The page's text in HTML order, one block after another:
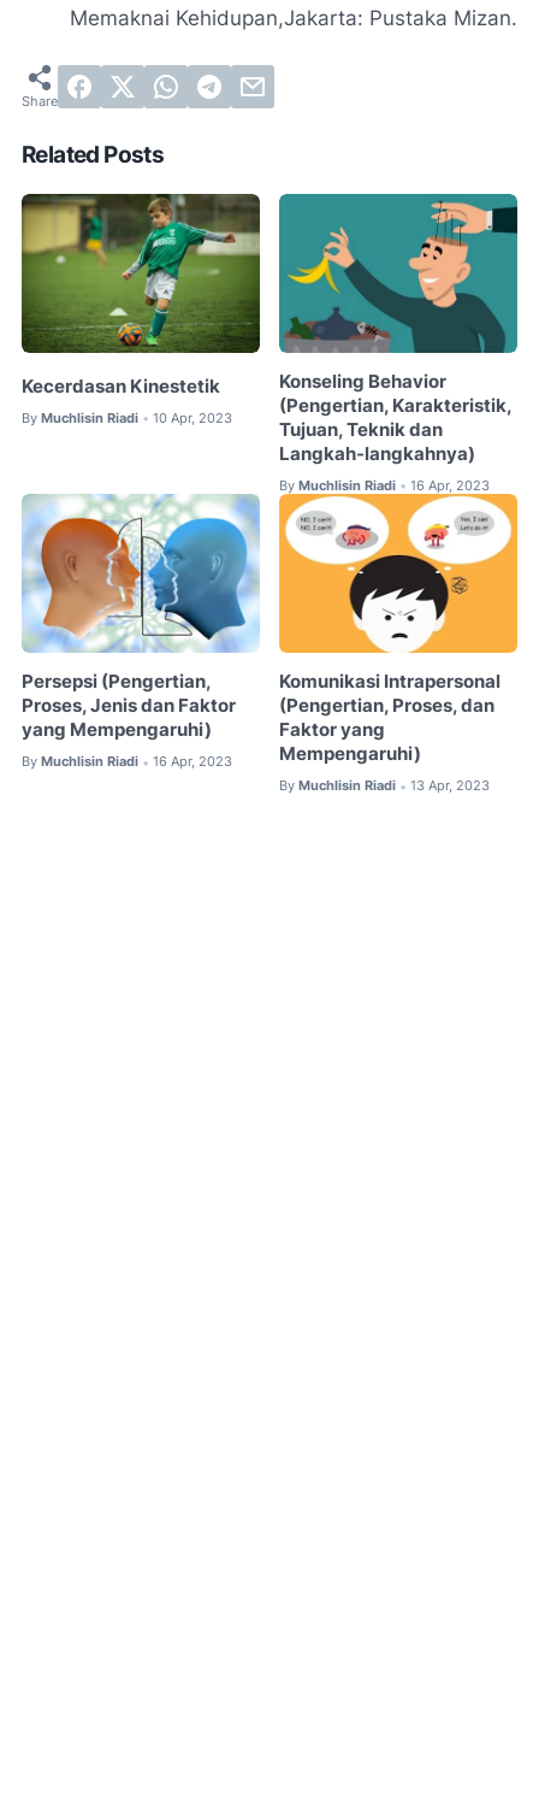
Memaknai Kehidupan,Jakarta: Pustaka Mizan.
Related Posts
Kecerdasan Kinestetik
By Muchlisin Riadi • 10 Apr, 2023
Konseling Behavior
(Pengertian, Karakteristik,
Tujuan, Teknik dan
Langkah-langkahnya)
By Muchlisin Riadi • 16 Apr, 2023
Persepsi (Pengertian,
Proses, Jenis dan Faktor
yang Mempengaruhi)
By Muchlisin Riadi • 16 Apr, 2023
Komunikasi Intrapersonal
(Pengertian, Proses, dan
Faktor yang
Mempengaruhi)
By Muchlisin Riadi • 13 Apr, 2023